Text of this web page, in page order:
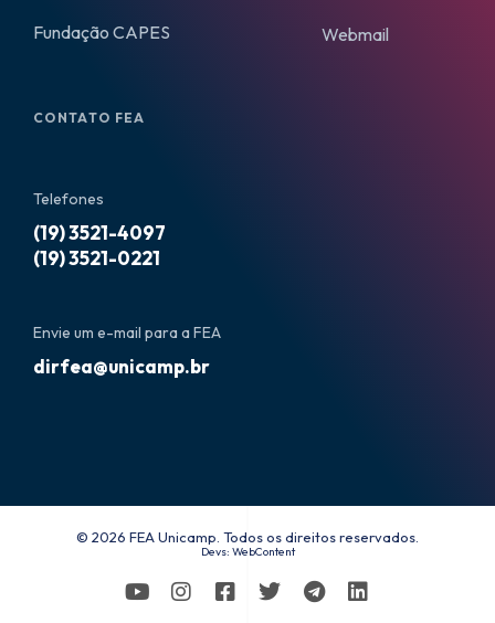
Fundação CAPES Webmail
CONTATO FEA
Telefones
(19) 3521-4097
(19) 3521-0221
Envie um e-mail para a FEA
dirfea@unicamp.br
© 2026 FEA Unicamp. Todos os direitos reservados.
Devs: WebContent